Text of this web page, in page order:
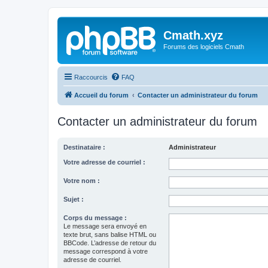
Cmath.xyz
Forums des logiciels Cmath
Raccourcis FAQ
Accueil du forum Contacter un administrateur du forum
Contacter un administrateur du forum
Destinataire : Administrateur
Votre adresse de courriel :
Votre nom :
Sujet :
Corps du message :
Le message sera envoyé en
texte brut, sans balise HTML ou
BBCode. L’adresse de retour du
message correspond à votre
adresse de courriel.